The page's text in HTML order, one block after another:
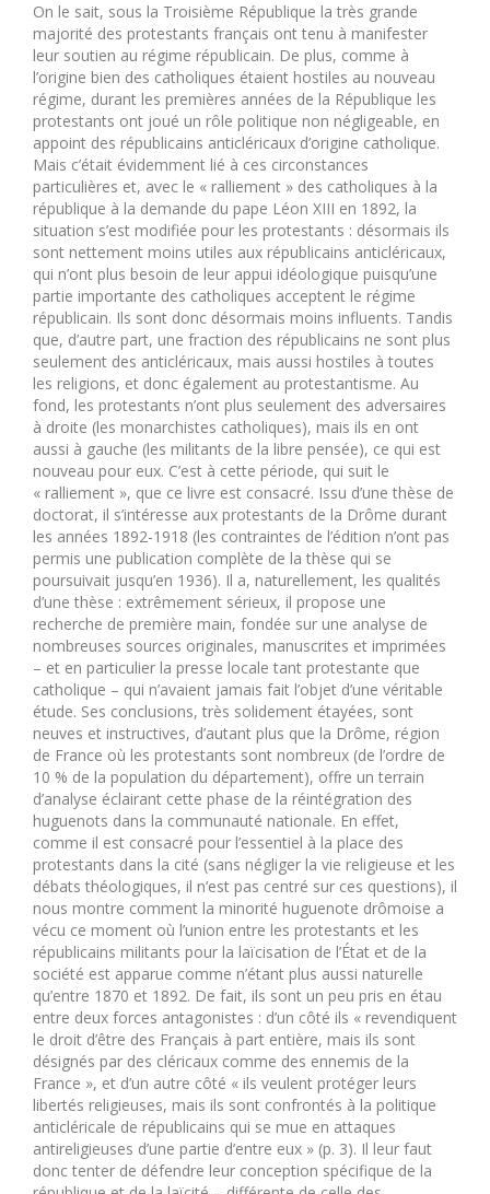
On le sait, sous la Troisième République la très grande
majorité des protestants français ont tenu à manifester
leur soutien au régime républicain. De plus, comme à
l’origine bien des catholiques étaient hostiles au nouveau
régime, durant les premières années de la République les
protestants ont joué un rôle politique non négligeable, en
appoint des républicains anticléricaux d’origine catholique.
Mais c’était évidemment lié à ces circonstances
particulières et, avec le « ralliement » des catholiques à la
république à la demande du pape Léon XIII en 1892, la
situation s’est modifiée pour les protestants : désormais ils
sont nettement moins utiles aux républicains anticléricaux,
qui n’ont plus besoin de leur appui idéologique puisqu’une
partie importante des catholiques acceptent le régime
républicain. Ils sont donc désormais moins influents. Tandis
que, d’autre part, une fraction des républicains ne sont plus
seulement des anticléricaux, mais aussi hostiles à toutes
les religions, et donc également au protestantisme. Au
fond, les protestants n’ont plus seulement des adversaires
à droite (les monarchistes catholiques), mais ils en ont
aussi à gauche (les militants de la libre pensée), ce qui est
nouveau pour eux. C’est à cette période, qui suit le
« ralliement », que ce livre est consacré. Issu d’une thèse de
doctorat, il s’intéresse aux protestants de la Drôme durant
les années 1892-1918 (les contraintes de l’édition n’ont pas
permis une publication complète de la thèse qui se
poursuivait jusqu’en 1936). Il a, naturellement, les qualités
d’une thèse : extrêmement sérieux, il propose une
recherche de première main, fondée sur une analyse de
nombreuses sources originales, manuscrites et imprimées
– et en particulier la presse locale tant protestante que
catholique – qui n’avaient jamais fait l’objet d’une véritable
étude. Ses conclusions, très solidement étayées, sont
neuves et instructives, d’autant plus que la Drôme, région
de France où les protestants sont nombreux (de l’ordre de
10 % de la population du département), offre un terrain
d’analyse éclairant cette phase de la réintégration des
huguenots dans la communauté nationale. En effet,
comme il est consacré pour l’essentiel à la place des
protestants dans la cité (sans négliger la vie religieuse et les
débats théologiques, il n’est pas centré sur ces questions), il
nous montre comment la minorité huguenote drômoise a
vécu ce moment où l’union entre les protestants et les
républicains militants pour la laïcisation de l’État et de la
société est apparue comme n’étant plus aussi naturelle
qu’entre 1870 et 1892. De fait, ils sont un peu pris en étau
entre deux forces antagonistes : d’un côté ils « revendiquent
le droit d’être des Français à part entière, mais ils sont
désignés par des cléricaux comme des ennemis de la
France », et d’un autre côté « ils veulent protéger leurs
libertés religieuses, mais ils sont confrontés à la politique
anticléricale de républicains qui se mue en attaques
antireligieuses d’une partie d’entre eux » (p. 3). Il leur faut
donc tenter de défendre leur conception spécifique de la